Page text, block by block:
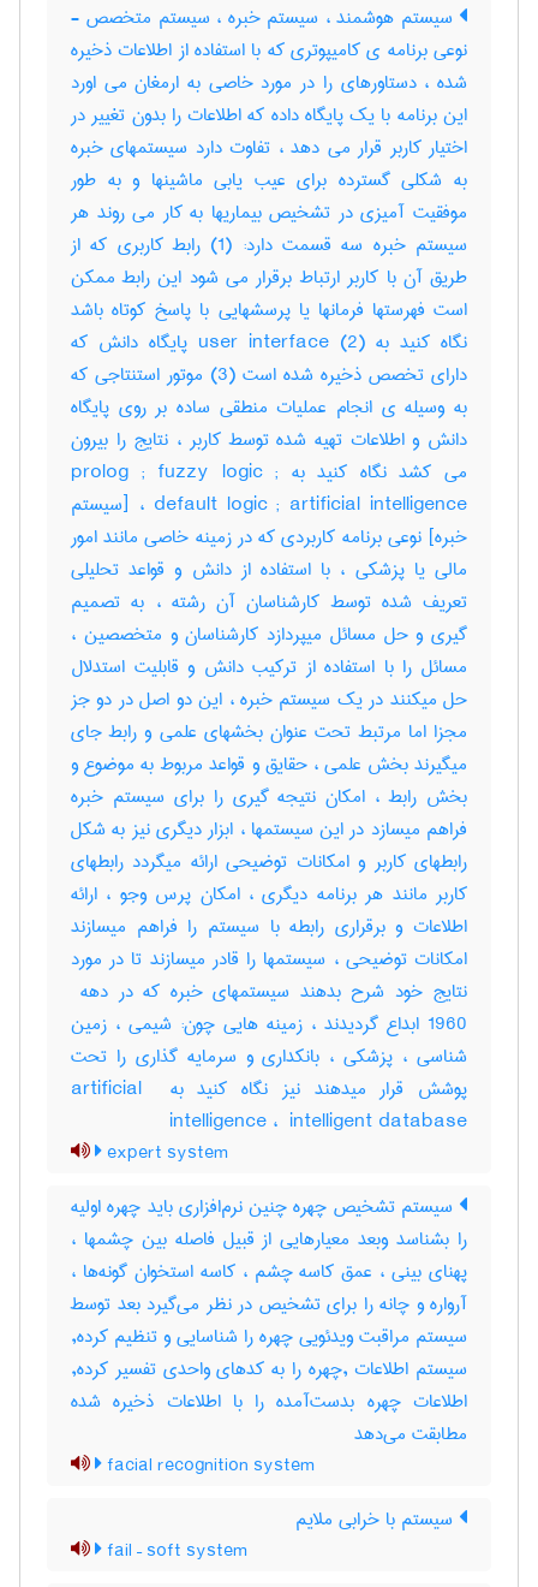
سیستم هوشمند ، سیستم خبره ، سیستم متخصص -
نوعی برنامه ی کامیپوتری که با استفاده از اطلاعات ذخیره
شده ، دستاورهای را در مورد خاصی به ارمغان می اورد
این برنامه با یک پایگاه داده که اطلاعات را بدون تغییر در
اختیار کاربر قرار می دهد ، تفاوت دارد سیستمهای خبره
به شکلی گسترده برای عیب یابی ماشینها و به طور
موفقیت آمیزی در تشخیص بیماریها به کار می روند هر
سیستم خبره سه قسمت دارد: (1) رابط کاربری که از
طریق آن با کاربر ارتباط برقرار می شود این رابط ممکن
است فهرستها فرمانها یا پرسشهایی با پاسخ کوتاه باشد
نگاه کنید به user interface (2) پایگاه دانش که
دارای تخصص ذخیره شده است (3) موتور استنتاجی که
به وسیله ی انجام عملیات منطقی ساده بر روی پایگاه
دانش و اطلاعات تهیه شده توسط کاربر ، نتایج را بیرون
می کشد نگاه کنید به prolog ; fuzzy logic ;
default logic ; artificial intelligence ، [سیستم
خبره] نوعی برنامه کاربردی که در زمینه خاصی مانند امور
مالی یا پزشکی ، با استفاده از دانش و قواعد تحلیلی
تعریف شده توسط کارشناسان آن رشته ، به تصمیم
گیری و حل مسائل میپردازد کارشناسان و متخصصین ،
مسائل را با استفاده از ترکیب دانش و قابلیت استدلال
حل میکنند در یک سیستم خبره ، این دو اصل در دو جز
مجزا اما مرتبط تحت عنوان بخشهای علمی و رابط جای
میگیرند بخش علمی ، حقایق و قواعد مربوط به موضوع و
بخش رابط ، امکان نتیجه گیری را برای سیستم خبره
فراهم میسازد در این سیستمها ، ابزار دیگری نیز به شکل
رابطهای کاربر و امکانات توضیحی ارائه میگردد رابطهای
کاربر مانند هر برنامه دیگری ، امکان پرس وجو ، ارائه
اطلاعات و برقراری رابطه با سیستم را فراهم میسازند
امکانات توضیحی ، سیستمها را قادر میسازند تا در مورد
1960 ابداع گردیدند ، زمینه هایی چون: شیمی ، زمین
شناسی ، پزشکی ، بانکداری و سرمایه گذاری را تحت
پوشش قرار میدهند نیز نگاه کنید به ‎artificial ‎
intelligence ، ‎ intelligent database
expert system
سیستم تشخیص چهره چنین نرم‌افزاری باید چهره اولیه
را بشناسد وبعد معیارهایی از قبیل فاصله بین چشمها ،
پهنای بینی ، عمق کاسه چشم ، کاسه استخوان گونه‌ها ،
آرواره و چانه را برای تشخیص در نظر می‌گیرد بعد توسط
سیستم مراقبت ویدئویی چهره را شناسایی و تنظیم کرده,
سیستم اطلاعات ,چهره را به کدهای واحدی تفسیر کرده,
اطلاعات چهره بدست‌آمده را با اطلاعات ذخیره شده
مطابقت می‌دهد
facial recognition system
سیستم با خرابی ملایم
fail – soft system